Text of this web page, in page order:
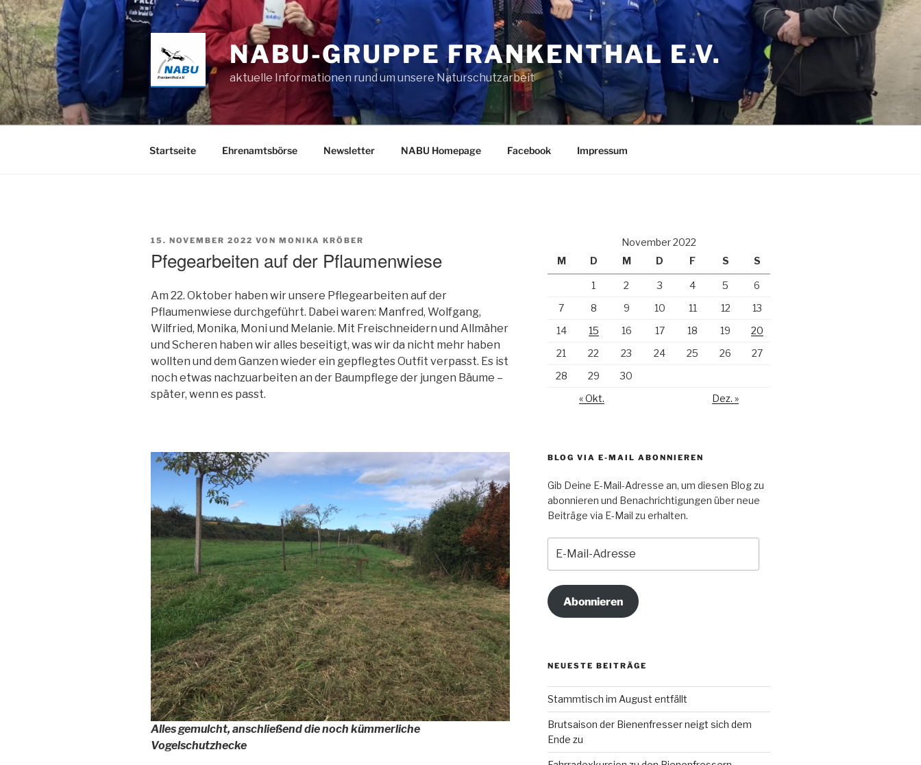
Zum
Inhalt
springen
NABU-GRUPPE FRANKENTHAL E.V.
aktuelle Informationen rund um unsere Naturschutzarbeit
Startseite Ehrenamtsbörse Newsletter NABU Homepage Facebook Impressum
VERÖFFENTLICHT
15. NOVEMBER 2022 VON MONIKA KRÖBER
Pfegearbeiten auf der Pflaumenwiese
Am 22. Oktober haben wir unsere Pflegearbeiten auf der
Pflaumenwiese durchgeführt. Dabei waren: Manfred, Wolfgang,
Wilfried, Monika, Moni und Melanie. Mit Freischneidern und Allmäher
und Scheren haben wir alles beseitigt, was wir da nicht mehr haben
wollten und dem Ganzen wieder ein gepflegtes Outfit verpasst. Es ist
noch etwas nachzuarbeiten an der Baumpflege der jungen Bäume –
später, wenn es passt.
Alles gemulcht, anschließend die noch kümmerliche
Vogelschutzhecke
November 2022
M
D M D F S S
1 2 3 4 5
6
7
8 9 10 11 12
13
14
15 16 17 18 19
20
21
22 23 24 25 26
27
28
29
30
« Okt.
Dez. »
BLOG VIA E-MAIL ABONNIEREN
Gib Deine E-Mail-Adresse an, um diesen Blog zu
abonnieren und Benachrichtigungen über neue
Beiträge via E-Mail zu erhalten.
Mail-
Adresse
Abonnieren
NEUESTE BEITRÄGE
Stammtisch im August entfällt
Brutsaison der Bienenfresser neigt sich dem
Ende zu